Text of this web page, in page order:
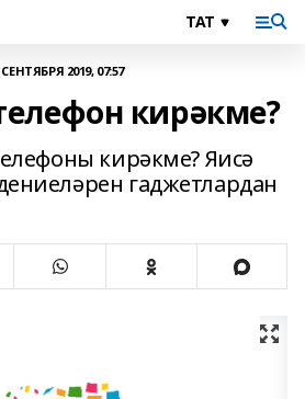
СЕНТЯБРЯ 2019, 07:57
кирәкме?
кирәкме? Яисә
гаджетлардан